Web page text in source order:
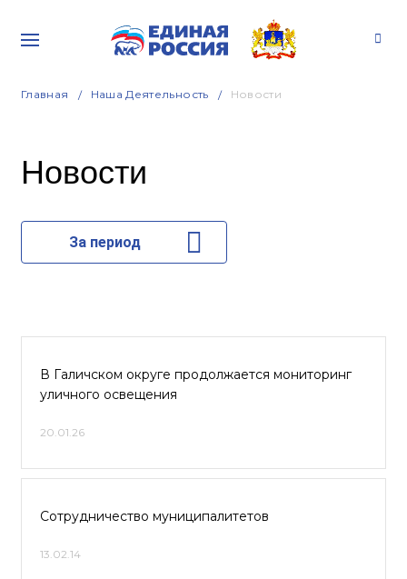
Главная Наша Деятельность Новости
Новости
За период
В Галичском округе продолжается мониторинг
уличного освещения
20.01.26
Сотрудничество муниципалитетов
13.02.14